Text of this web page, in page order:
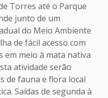
Torres até o Parque
junto de um
do Meio Ambiente
de fácil acesso com
em meio à mata nativa
atividade serão
de fauna e flora local
Saídas de segunda à